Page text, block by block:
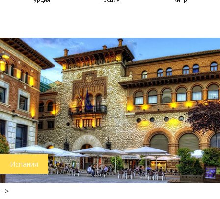
Франция
-->